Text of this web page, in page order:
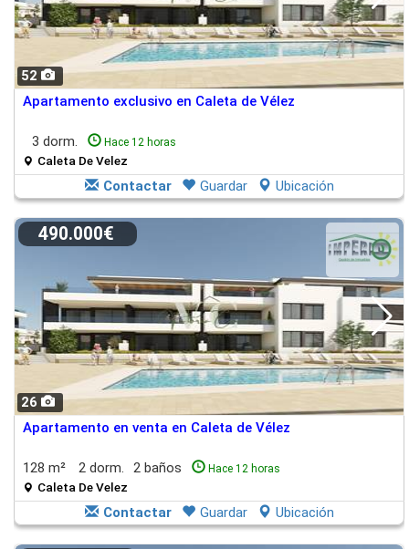
52
Apartamento exclusivo en Caleta de Vélez
3 dorm. Hace 12 horas
Caleta De Velez
Contactar Guardar Ubicación
26
490.000€
Apartamento en venta en Caleta de Vélez
128 m² 2 dorm. 2 baños Hace 12 horas
Caleta De Velez
Contactar Guardar Ubicación